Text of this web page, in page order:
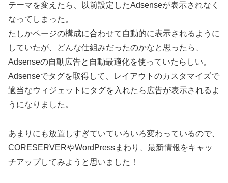
テーマを変えたら、以前設定したAdsenseが表示されなく
なってしまった。
たしかページの構成に合わせて自動的に表示されるように
していたが、どんな仕組みだったのかなと思ったら、
Adsenseの自動広告と自動最適化を使っていたらしい。
Adsenseでタグを取得して、レイアウトのカスタマイズで
適当なウィジェットにタグを入れたら広告が表示されるよ
うになりました。
あまりにも放置しすぎていていろいろ変わっているので、
CORESERVERやWordPressまわり、最新情報をキャッ
チアップしてみようと思いました！